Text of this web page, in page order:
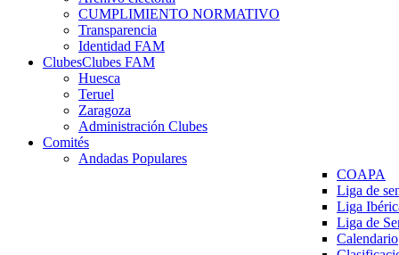
CUMPLIMIENTO NORMATIVO
Transparencia
Identidad FAM
ClubesClubes FAM
Huesca
Teruel
Zaragoza
Administración Clubes
Comités
Andadas Populares
COAPA
Liga de
Liga
Liga de
Calendario